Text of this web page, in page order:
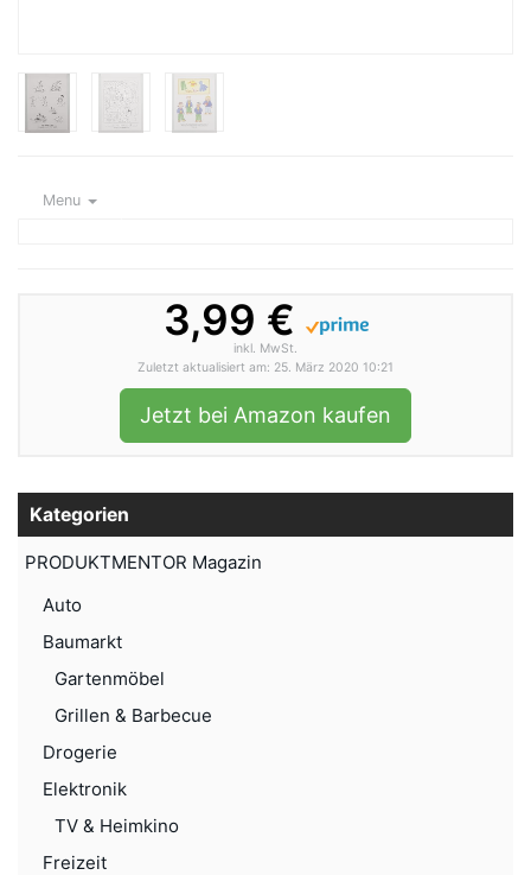
Menu
3,99 €
inkl. MwSt.
Zuletzt aktualisiert am: 25. März 2020 10:21
Jetzt bei Amazon kaufen
Kategorien
PRODUKTMENTOR Magazin
Auto
Baumarkt
Gartenmöbel
Grillen & Barbecue
Drogerie
Elektronik
TV & Heimkino
Freizeit